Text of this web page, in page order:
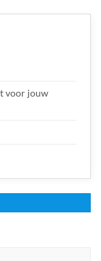
voor jouw